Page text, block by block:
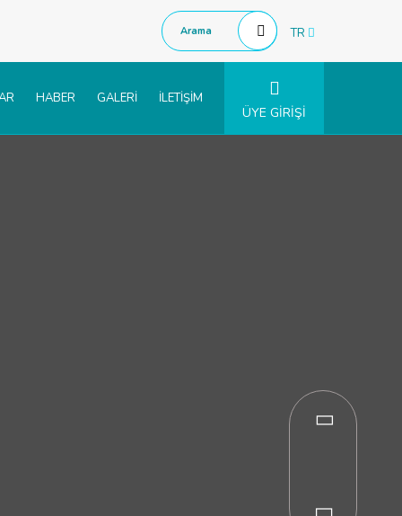
TR
HABER GALERİ İLETİŞİM
ÜYE GİRİŞİ